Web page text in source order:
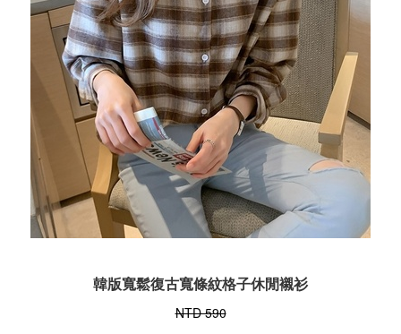
韓版寬鬆復古寬條紋格子休閒襯衫
NTD 590